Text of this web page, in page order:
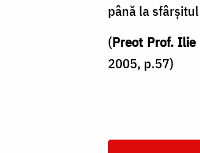
până la
(Preot Prof.
2005, p.57)